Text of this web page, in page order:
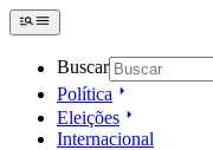
Buscar
Política
Eleições
Internacional